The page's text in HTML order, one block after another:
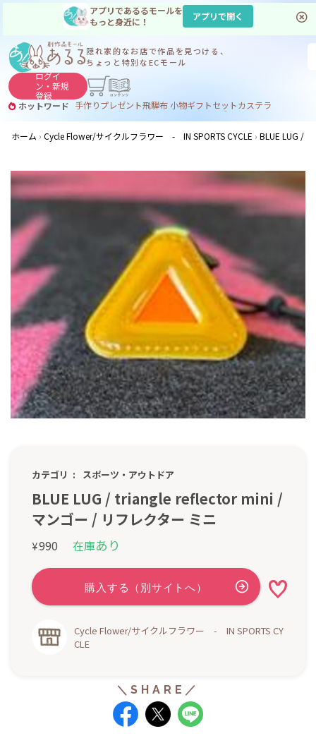
アプリであるるモールを
もっと身近に！
アプリで開く
隠れ家的なお店で作品を見つける、
ちょっと特別なECモール
ログイ
ン・新規
登録
ホットワード 手作りプレゼント飛騨布 小物ギフトセットカステラ
サヌカイト コーヒー
ジンギスカン
ホーム
Cycle Flower/サイクルフラワー - IN SPORTS CYCLE BLUE LUG /
カテゴリ スポーツ・アウトドア
BLUE LUG / triangle reflector mini /
マンゴー / リフレクター ミニ
¥990 在庫あり
Cycle Flower/サイクルフラワー - IN SPORTS CY
CLE